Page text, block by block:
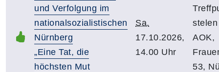
und Verfolgung im
nationalsozialistischen
Nürnberg
„Eine Tat, die
höchsten Mut
Sa.
17.10.2026,
14.00 Uhr
AOK,
53,